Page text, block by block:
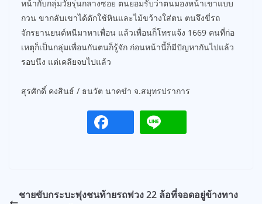
หน้ากับกลุ่มวัยรุ่นกลางซอย ตนยอมรับว่าตนมองหน้าเขาแบบ
กวน ขากลับเขาได้ดักใช้หินและไม้ขว้างใส่ตน ตนจึงขี่รถ
จักรยานยนต์หนีมาหาเพื่อน แล้วเพื่อนก็โทรแจ้ง 1669 คนที่ก่อ
เหตุก็เป็นกลุ่มเพื่อนกันตนก็รู้จัก ก่อนหน้านี้ก็มีปัญหากันไปแล้ว
รอบนึง แต่เคลียจบไปแล้ว
สุรศักดิ์ คงสินธ์ / ธนวัต นาคขำ จ.สมุทรปราการ
ชายขับกระบะพุ่งชนท้ายรถพ่วง 22 ล้อที่จอดอยู่ข้างทาง